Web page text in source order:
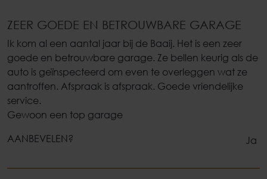
ZEER GOEDE EN BETROUWBARE GARAGE
Ik kom al een aantal jaar bij de Baaij. Het is een zeer
goede en betrouwbare garage. Ze bellen keurig als de
auto is geïnspecteerd om even te overleggen wat ze
aantroffen. Afspraak is afspraak. Goede vriendelijke
service.
Gewoon een top garage
AANBEVELEN?
Ja